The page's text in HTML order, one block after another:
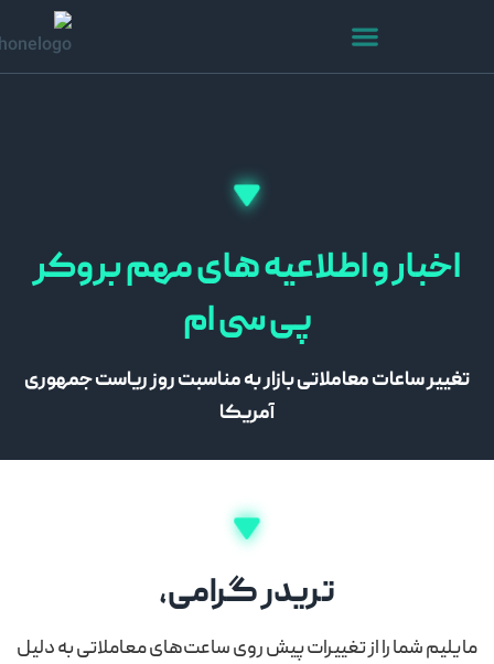
و اطلاعیه های مهم بروکر
پی سی ام
ساعات معاملاتی بازار به مناسبت روز ریاست جمهوری
تریدر گرامی،
شما را از تغییرات پیش روی ساعت‌های معاملاتی به دلیل